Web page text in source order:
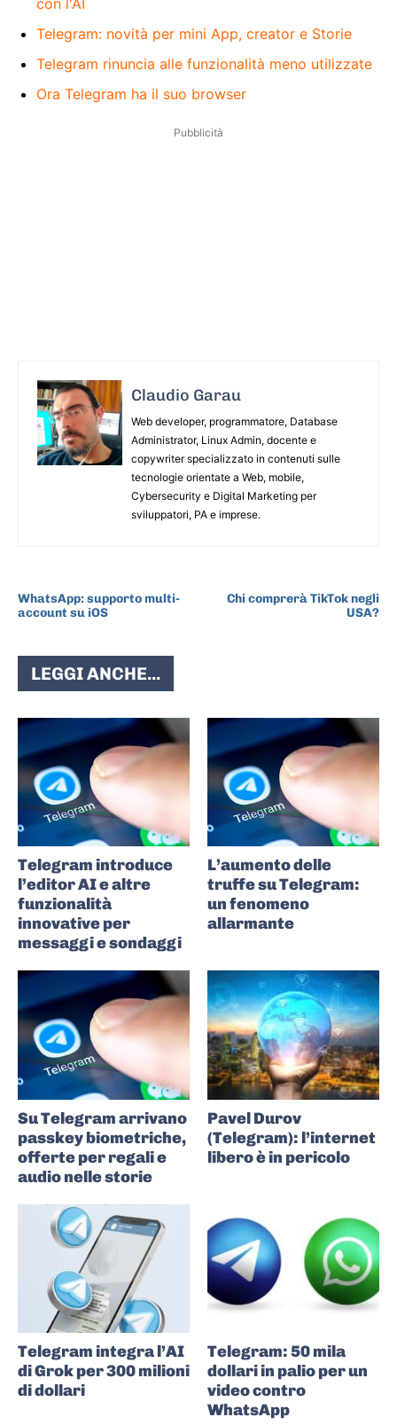
Telegram: novità per mini App, creator e Storie
Telegram rinuncia alle funzionalità meno utilizzate
Ora Telegram ha il suo browser
Pubblicità
Claudio Garau
Web developer, programmatore, Database
Administrator, Linux Admin, docente e
copywriter specializzato in contenuti sulle
tecnologie orientate a Web, mobile,
Cybersecurity e Digital Marketing per
sviluppatori, PA e imprese.
WhatsApp: supporto multi-
account su iOS
Chi comprerà TikTok negli
USA?
LEGGI ANCHE...
Telegram introduce
l’editor AI e altre
funzionalità
innovative per
messaggi e sondaggi
L’aumento delle
truffe su Telegram:
un fenomeno
allarmante
Su Telegram arrivano
passkey biometriche,
offerte per regali e
audio nelle storie
Pavel Durov
(Telegram): l’internet
libero è in pericolo
Telegram integra l’AI
di Grok per 300 milioni
di dollari
Telegram: 50 mila
dollari in palio per un
video contro
WhatsApp